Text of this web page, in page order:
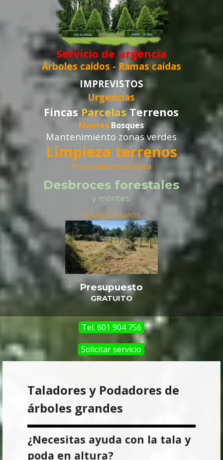
Servicio de urgencia
Árboles caídos - Ramas caídas
IMPREVISTOS
Urgencias
FincasParcelasTerrenos
Montes Bosques
Mantenimiento zonas verdes
Limpieza terrenos
Precio desbroce hora
Desbroces forestales
y montes.
TE ASESORAMOS
Presupuesto
GRATUITO
Tel. 601 904 756
Solicitar servicio
Taladores y Podadores de
árboles grandes
¿Necesitas ayuda con la tala y
poda en altura?